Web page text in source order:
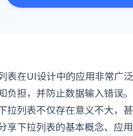
表在UI设计中的应用非常广
负担，并防止数据输入错误
拉列表不仅存在意义不大，
享下拉列表的基本概念、应